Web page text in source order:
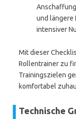
und längere
intensiver
Mit dieser
Rollentrainer zu
Trainingszielen
komfortabel
Technische